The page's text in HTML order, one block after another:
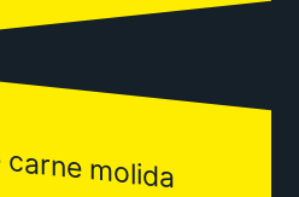
molida